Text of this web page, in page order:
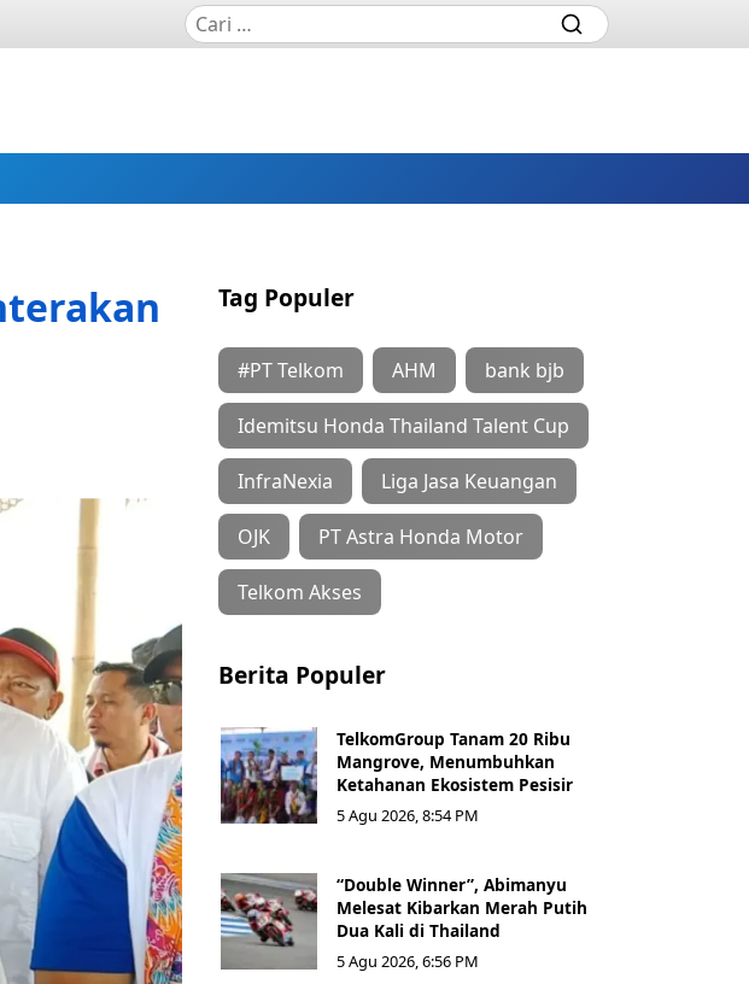
Tag Populer
#PT Telkom AHM bank bjb
Idemitsu Honda Thailand Talent Cup
InfraNexia Liga Jasa Keuangan
OJK PT Astra Honda Motor
Telkom Akses
Berita Populer
TelkomGroup Tanam 20 Ribu
Mangrove, Menumbuhkan
Ketahanan Ekosistem Pesisir
5 Agu 2026, 8:54 PM
“Double Winner”, Abimanyu
Melesat Kibarkan Merah Putih
Dua Kali di Thailand
5 Agu 2026, 6:56 PM